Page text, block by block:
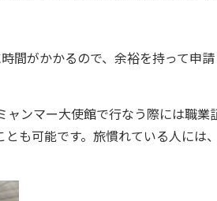
間がかかるので、余裕を持って申
ンマー大使館で行なう際には職業
も可能です。旅慣れている人には